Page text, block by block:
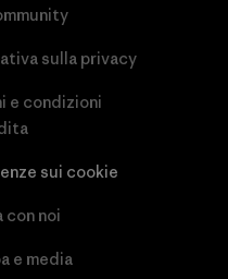
sulla privacy
e condizioni
sui cookie
con noi
e media